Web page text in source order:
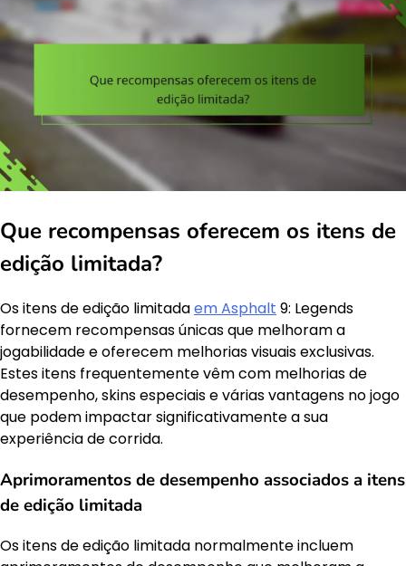
Que recompensas oferecem os itens de
edição limitada?
Os itens de edição limitadaem Asphalt 9: Legends
fornecem recompensas únicas que melhoram a
jogabilidade e oferecem melhorias visuais exclusivas.
Estes itens frequentemente vêm com melhorias de
desempenho, skins especiais e várias vantagens no jogo
que podem impactar significativamente a sua
experiência de corrida.
Aprimoramentos de desempenho associados a itens
de edição limitada
Os itens de edição limitada normalmente incluem